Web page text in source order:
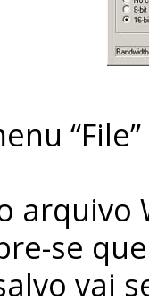
arquivo
se
vai